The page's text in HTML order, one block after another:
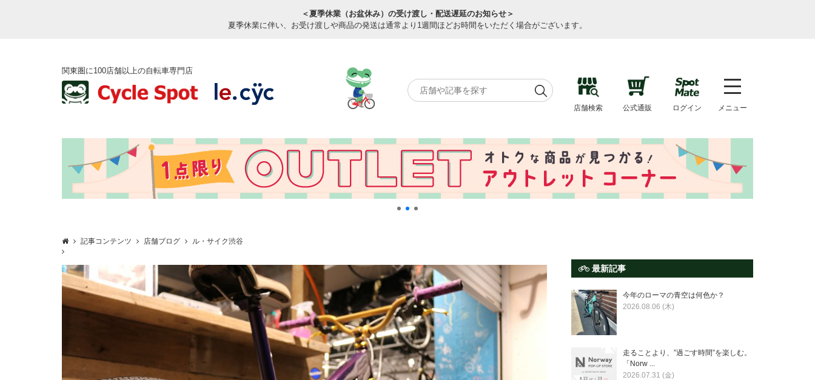
＜夏季休業（お盆休み）の受け渡し・配送遅延のお知らせ＞
夏季休業に伴い、お受け渡しや商品の発送は通常より1週間ほどお時間をいただく場合がございます。
関東圏に100店舗以上の自転車専門店
店舗検索 公式通販 ログイン メニュー
記事コンテンツ 店舗ブログ ル・サイク渋谷
最新記事
今年のローマの青空は何色か？
2026.08.06 (木)
走ることより、”過ごす時間”を楽しむ。
「Norw ...
2026.07.31 (金)